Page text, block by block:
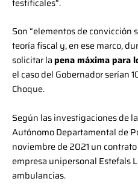
Son “elementos de convicción
teoría fiscal y, en ese marco,
solicitar lapena máxima para
el caso del Gobernador serían
Choque.
Según las investigaciones de
Autónomo Departamental de
noviembre de 2021 un
empresa unipersonal Estefals
ambulancias.